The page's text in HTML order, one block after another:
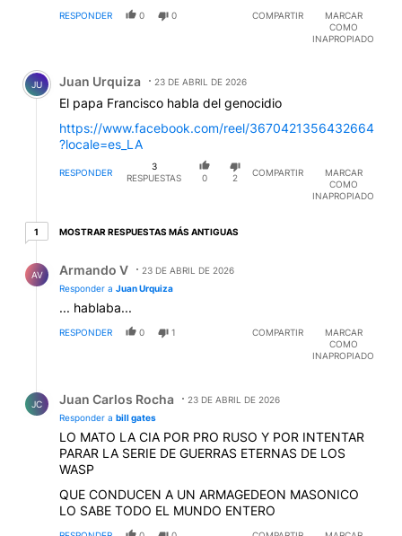
RESPONDER 0 0 COMPARTIR
MARCAR
COMO
INAPROPIADO
Comentario de Juan Urquiza.
JU Juan Urquiza 23 DE ABRIL DE 2026
El papa Francisco habla del genocidio
https://www.facebook.com/reel/3670421356432664
?locale=es_LA
RESPONDER
3
RESPUESTAS
0 2
COMPARTIR
MARCAR
COMO
INAPROPIADO
11 respuesta más antiguas
MOSTRAR RESPUESTAS MÁS ANTIGUAS
AV Armando V
23 DE ABRIL DE 2026
Responder a Juan Urquiza
... hablaba...
RESPONDER 0 1 COMPARTIR
MARCAR
COMO
INAPROPIADO
JC Juan Carlos Rocha
23 DE ABRIL DE 2026
Responder a bill gates
LO MATO LA CIA POR PRO RUSO Y POR INTENTAR
PARAR LA SERIE DE GUERRAS ETERNAS DE LOS
WASP
QUE CONDUCEN A UN ARMAGEDEON MASONICO
LO SABE TODO EL MUNDO ENTERO